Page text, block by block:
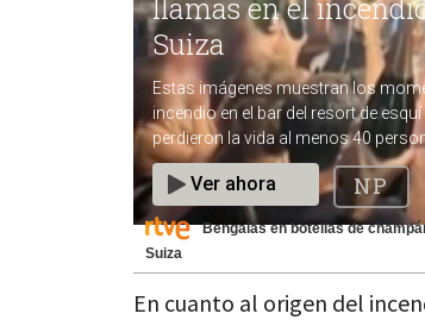
Bengalas en botellas de
Suiza
En cuanto al origen del